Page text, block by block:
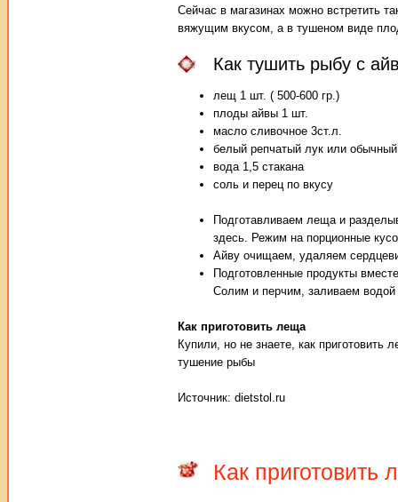
Сейчас в магазинах можно встретить
вяжущим вкусом, а в тушеном виде
Как тушить рыбу с
лещ 1 шт. ( 500-600 гр.)
плоды айвы 1 шт.
масло сливочное 3ст.л.
белый репчатый лук или
вода 1,5 стакана
соль и перец по вкусу
Подготавливаем леща и
здесь. Режим на порционные
Айву очищаем, удаляем
Подготовленные продукты
Солим и перчим, заливаем
Как приготовить леща
Купили, но не знаете, как приготовить
тушение рыбы
Источник: dietstol.ru
Как приготовить